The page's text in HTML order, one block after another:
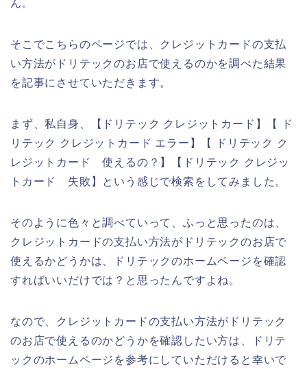
ん。
そこでこちらのページでは、クレジットカードの支払
い方法がドリテックのお店で使えるのかを調べた結果
を記事にさせていただきます。
まず、私自身、【ドリテック クレジットカード】【 ド
リテック クレジットカード エラー】【 ドリテック ク
レジットカード 使えるの？】【ドリテック クレジッ
トカード 失敗】という感じで検索をしてみました。
そのように色々と調べていって、ふっと思ったのは、
クレジットカードの支払い方法がドリテックのお店で
使えるかどうかは、ドリテックのホームページを確認
すればいいだけでは？と思ったんですよね。
なので、クレジットカードの支払い方法がドリテック
のお店で使えるのかどうかを確認したい方は、ドリテ
ックのホームページを参考にしていただけると幸いで